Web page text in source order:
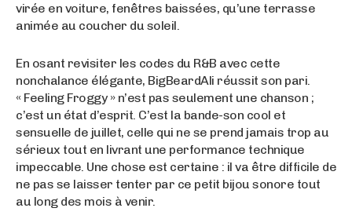
virée en voiture, fenêtres baissées, qu’une terrasse
animée au coucher du soleil.
En osant revisiter les codes du R&B avec cette
nonchalance élégante, BigBeardAli réussit son pari.
« Feeling Froggy » n’est pas seulement une chanson ;
c’est un état d’esprit. C’est la bande-son cool et
sensuelle de juillet, celle qui ne se prend jamais trop au
sérieux tout en livrant une performance technique
impeccable. Une chose est certaine : il va être difficile de
ne pas se laisser tenter par ce petit bijou sonore tout
au long des mois à venir.